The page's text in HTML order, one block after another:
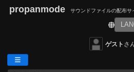
propanmode サウンドファイルの配布サ
ゲスト さ